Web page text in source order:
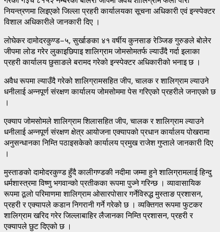
नियन्त्रणमा लिइएको जिल्ला प्रहरी कार्यालयका सूचना अधिकारी एवं इन्स्पेक्टर
विशाल अधिकारीले जानकारी दिए ।
लोघेकर दामोदरकुण्ड–५, सुर्खाङका ४१ वर्षीय कुनसाङ रेञ्जिङ गुरुङले बोलेर
जीपमा लोड गरेर लुकाइछिपाइ शालिग्राम जोमसोमतर्फ ल्याउँदै गर्दा इलाका
प्रहरी कार्यालय छुसाङले बरामद गरेको इन्स्पेक्टर अधिकारीको भनाइ छ ।
अवैध रूपमा ल्याउँदै गरेको शालिग्रामसहित जीप, चालक र शालिग्राम ल्याउने
धनीलाई अन्नपूर्ण संरक्षण कार्यालय जोमसोममा पेस गरिएको प्रहरीले जनाएको छ
।
एक्याप जोमसोमले शालिग्राम शिलासहित जीप, चालक र शालिग्राम ल्याउने
धनीलाई अन्नपूर्ण संरक्षण क्षेत्र आयोजना एक्यापको प्रधान कार्यालय पोखरामा
अनुसन्धानका निम्ति पठाइसकेको कार्यालय प्रमुख राजेश गुप्ताले जानकारी दिए
।
मुस्ताङको दामोदरकुण्ड हुँदै कालीगण्डकी नदीमा जम्मा हुने शालिग्रामलाई हिन्दु
धर्मशास्त्रमा विष्णु भगवान्को प्रतीकका रूपमा पुज्ने गरिन्छ । व्यावासायिक
रूपमा ठूलो परिमाणमा शालिग्राम ओसारपोसार गर्नेविरुद्ध मुस्ताङ प्रशासन,
प्रहरी र एक्यापले कडान निगरानी गर्ने गरेको छ । व्यक्तिगत रूपमा फुटकर
शालिग्राम खरिद गरेर जिल्लाबाहिर लैजानका निम्ति प्रशासन, प्रहरी र
एक्यापले छुट दिएको छ ।